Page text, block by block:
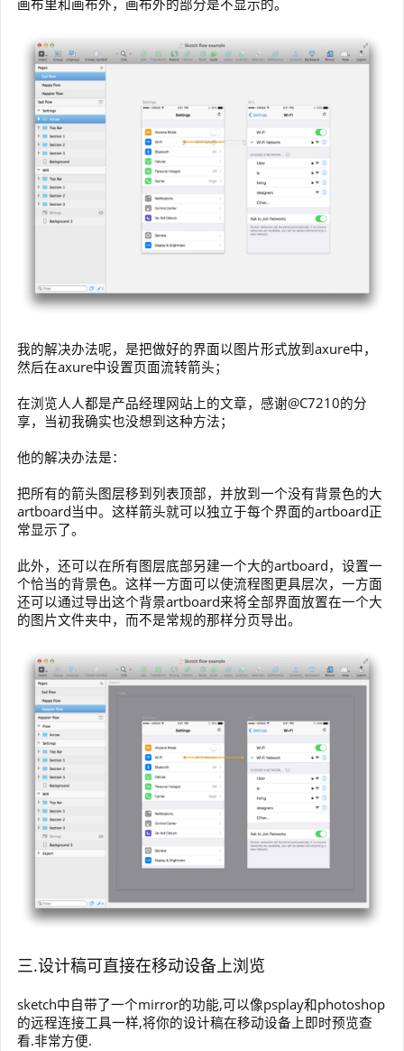
画布里和画布外，画布外的部分是不显示的。
我的解决办法呢，是把做好的界面以图片形式放到axure中，
然后在axure中设置页面流转箭头；
在浏览人人都是产品经理网站上的文章，感谢@C7210的分
享，当初我确实也没想到这种方法；
他的解决办法是：
把所有的箭头图层移到列表顶部，并放到一个没有背景色的大
artboard当中。这样箭头就可以独立于每个界面的artboard正
常显示了。
此外，还可以在所有图层底部另建一个大的artboard，设置一
个恰当的背景色。这样一方面可以使流程图更具层次，一方面
还可以通过导出这个背景artboard来将全部界面放置在一个大
的图片文件夹中，而不是常规的那样分页导出。
三.设计稿可直接在移动设备上浏览
sketch中自带了一个mirror的功能,可以像psplay和photoshop
的远程连接工具一样,将你的设计稿在移动设备上即时预览查
看.非常方便.